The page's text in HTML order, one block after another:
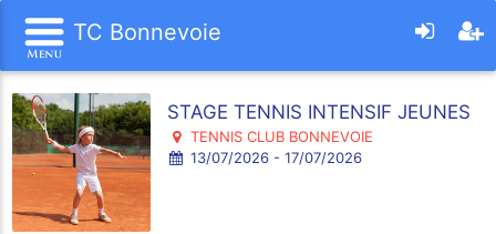
TC Bonnevoie
STAGE TENNIS INTENSIF JEUNES
TENNIS CLUB BONNEVOIE
13/07/2026 - 17/07/2026